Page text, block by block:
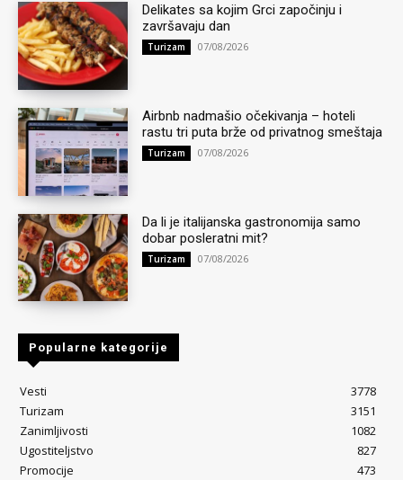
Delikates sa kojim Grci započinju i
završavaju dan
Turizam 07/08/2026
Airbnb nadmašio očekivanja – hoteli
rastu tri puta brže od privatnog smeštaja
Turizam 07/08/2026
Da li je italijanska gastronomija samo
dobar posleratni mit?
Turizam 07/08/2026
Popularne kategorije
Vesti
3778
Turizam
3151
Zanimljivosti
1082
Ugostiteljstvo
827
Promocije
473